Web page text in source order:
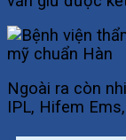
Ngoài ra còn
IPL, Hifem